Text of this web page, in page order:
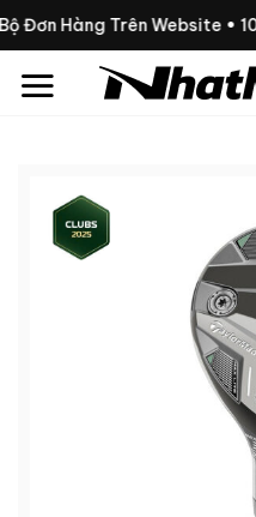
Chuyển
đến
nội
dung
Đơn Hàng Trên Website •